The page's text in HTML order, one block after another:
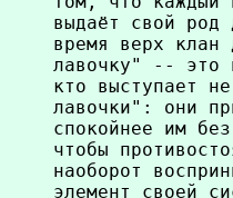
выдаёт свой род
время верх
лавочку" -- это
кто выступает
лавочки": они
спокойнее им
чтобы
наоборот